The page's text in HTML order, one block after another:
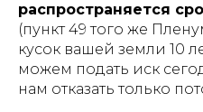
распространяется
(пункт 49 того же
кусок вашей земли 10
можем подать иск
нам отказать только